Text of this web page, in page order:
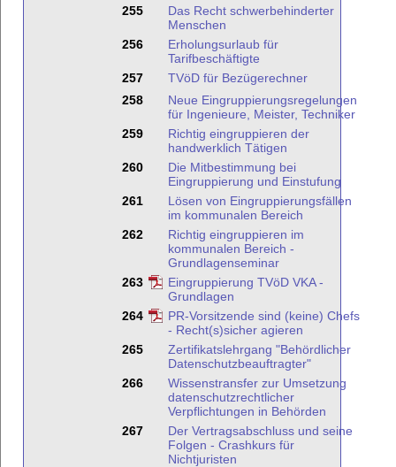
255
Das Recht schwerbehinderter
Menschen
256
Erholungsurlaub für
Tarifbeschäftigte
257
TVöD für Bezügerechner
258
Neue Eingruppierungsregelungen
für Ingenieure, Meister, Techniker
259
Richtig eingruppieren der
handwerklich Tätigen
260
Die Mitbestimmung bei
Eingruppierung und Einstufung
261
Lösen von Eingruppierungsfällen
im kommunalen Bereich
262
Richtig eingruppieren im
kommunalen Bereich -
Grundlagenseminar
263
Eingruppierung TVöD VKA -
Grundlagen
264
PR-Vorsitzende sind (keine) Chefs
- Recht(s)sicher agieren
265
Zertifikatslehrgang "Behördlicher
Datenschutzbeauftragter"
266
Wissenstransfer zur Umsetzung
datenschutzrechtlicher
Verpflichtungen in Behörden
267
Der Vertragsabschluss und seine
Folgen - Crashkurs für
Nichtjuristen